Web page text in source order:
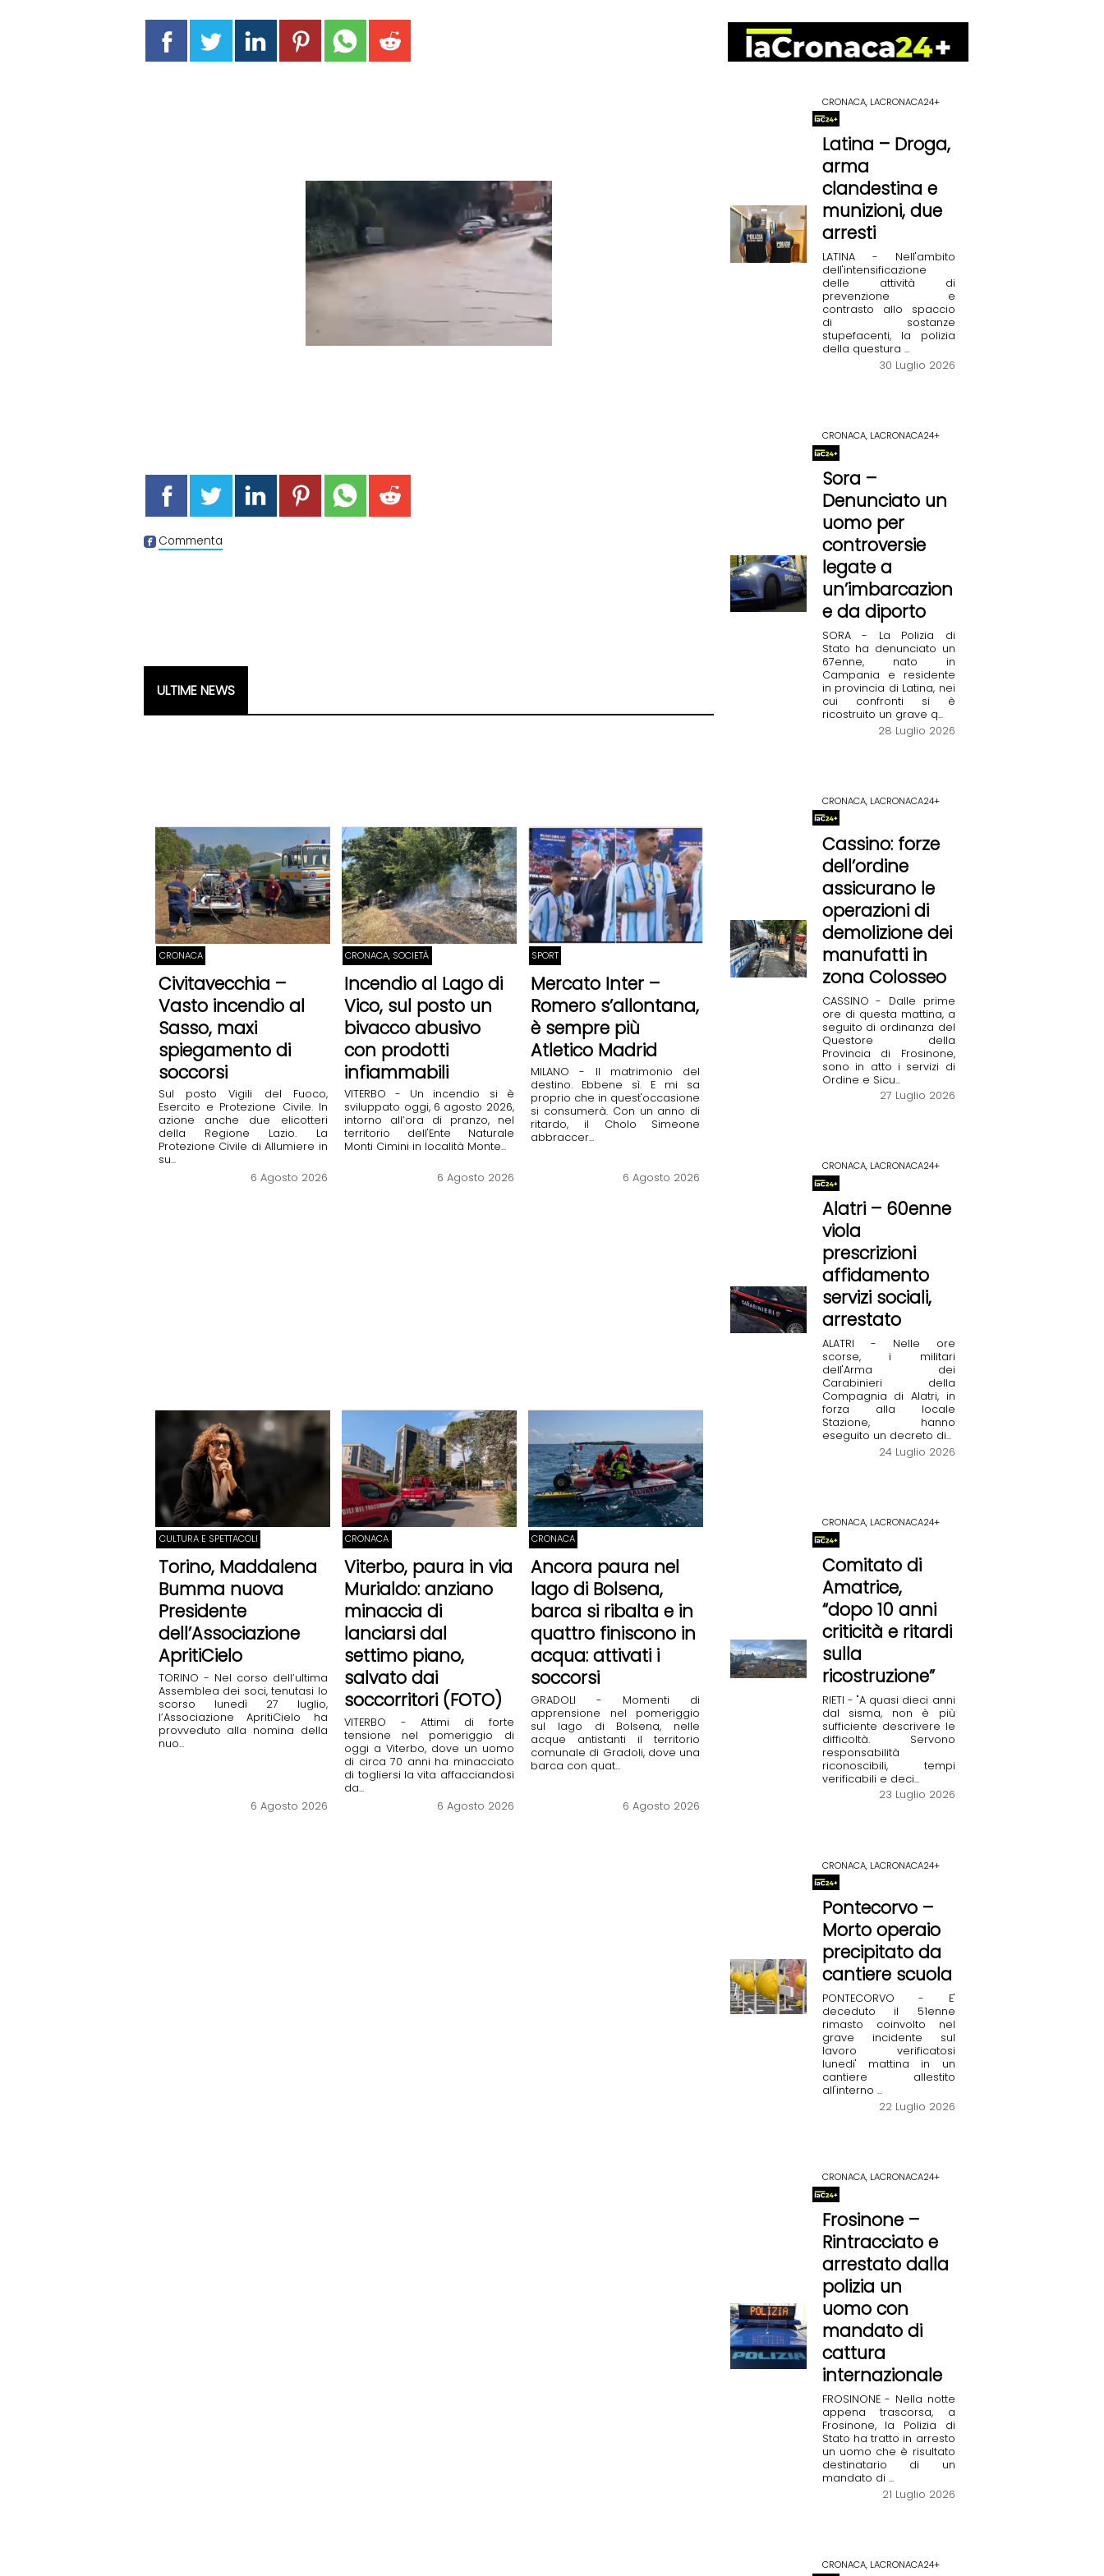
Commenta
ULTIME NEWS
CRONACA
Civitavecchia –
Vasto incendio al
Sasso, maxi
spiegamento di
soccorsi
Sul posto Vigili del Fuoco,
Esercito e Protezione Civile. ​In
azione anche due elicotteri
della Regione Lazio. La
Protezione Civile di Allumiere in
su...
6 Agosto 2026
CRONACA, SOCIETÀ
Incendio al Lago di
Vico, sul posto un
bivacco abusivo
con prodotti
infiammabili
VITERBO - Un incendio si è
sviluppato oggi, 6 agosto 2026,
intorno all’ora di pranzo, nel
territorio dell'Ente Naturale
Monti Cimini in località Monte...
6 Agosto 2026
SPORT
Mercato Inter –
Romero s’allontana,
è sempre più
Atletico Madrid
MILANO - Il matrimonio del
destino. Ebbene sì. E mi sa
proprio che in quest'occasione
si consumerà. Con un anno di
ritardo, il Cholo Simeone
abbraccer...
6 Agosto 2026
CULTURA E SPETTACOLI
Torino, Maddalena
Bumma nuova
Presidente
dell’Associazione
ApritiCielo
TORINO - Nel corso dell’ultima
Assemblea dei soci, tenutasi lo
scorso lunedì 27 luglio,
l’Associazione ApritiCielo ha
provveduto alla nomina della
nuo...
6 Agosto 2026
CRONACA
Viterbo, paura in via
Murialdo: anziano
minaccia di
lanciarsi dal
settimo piano,
salvato dai
soccorritori (FOTO)
VITERBO - Attimi di forte
tensione nel pomeriggio di
oggi a Viterbo, dove un uomo
di circa 70 anni ha minacciato
di togliersi la vita affacciandosi
da...
6 Agosto 2026
CRONACA
Ancora paura nel
lago di Bolsena,
barca si ribalta e in
quattro finiscono in
acqua: attivati i
soccorsi
GRADOLI - Momenti di
apprensione nel pomeriggio
sul lago di Bolsena, nelle
acque antistanti il territorio
comunale di Gradoli, dove una
barca con quat...
6 Agosto 2026
CRONACA, LACRONACA24+
Latina – Droga,
arma
clandestina e
munizioni, due
arresti
LATINA - Nell'ambito
dell'intensificazione
delle attività di
prevenzione e
contrasto allo spaccio
di sostanze
stupefacenti, la polizia
della questura ...
30 Luglio 2026
CRONACA, LACRONACA24+
Sora –
Denunciato un
uomo per
controversie
legate a
un’imbarcazion
e da diporto
SORA - La Polizia di
Stato ha denunciato un
67enne, nato in
Campania e residente
in provincia di Latina, nei
cui confronti si è
ricostruito un grave q...
28 Luglio 2026
CRONACA, LACRONACA24+
Cassino: forze
dell’ordine
assicurano le
operazioni di
demolizione dei
manufatti in
zona Colosseo
CASSINO - Dalle prime
ore di questa mattina, a
seguito di ordinanza del
Questore della
Provincia di Frosinone,
sono in atto i servizi di
Ordine e Sicu...
27 Luglio 2026
CRONACA, LACRONACA24+
Alatri – 60enne
viola
prescrizioni
affidamento
servizi sociali,
arrestato
ALATRI - Nelle ore
scorse, i militari
dell'Arma dei
Carabinieri della
Compagnia di Alatri, in
forza alla locale
Stazione, hanno
eseguito un decreto di...
24 Luglio 2026
CRONACA, LACRONACA24+
Comitato di
Amatrice,
“dopo 10 anni
criticità e ritardi
sulla
ricostruzione”
RIETI - "A quasi dieci anni
dal sisma, non è più
sufficiente descrivere le
difficoltà. Servono
responsabilità
riconoscibili, tempi
verificabili e deci...
23 Luglio 2026
CRONACA, LACRONACA24+
Pontecorvo –
Morto operaio
precipitato da
cantiere scuola
PONTECORVO - E'
deceduto il 51enne
rimasto coinvolto nel
grave incidente sul
lavoro verificatosi
lunedi' mattina in un
cantiere allestito
all'interno ...
22 Luglio 2026
CRONACA, LACRONACA24+
Frosinone –
Rintracciato e
arrestato dalla
polizia un
uomo con
mandato di
cattura
internazionale
FROSINONE - Nella notte
appena trascorsa, a
Frosinone, la Polizia di
Stato ha tratto in arresto
un uomo che è risultato
destinatario di un
mandato di ...
21 Luglio 2026
CRONACA, LACRONACA24+